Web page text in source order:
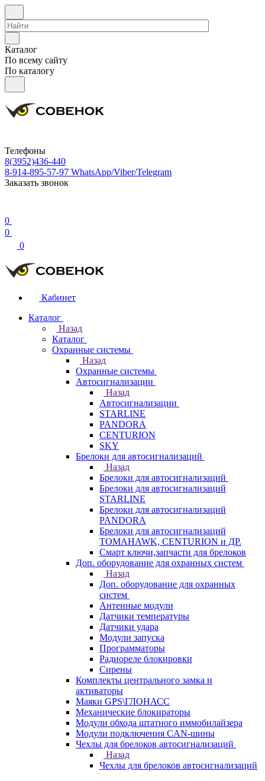
Каталог
По всему сайту
По каталогу
Телефоны
8(3952)436-440
8-914-895-57-97 WhatsApp/Viber/Telegram
Заказать звонок
0
0
0
Кабинет
Каталог
Назад
Каталог
Охранные системы
Назад
Охранные системы
Автосигнализации
Назад
Автосигнализации
STARLINE
PANDORA
CENTURION
SKY
Брелоки для автосигнализаций
Назад
Брелоки для автосигнализаций
Брелоки для автосигнализаций
STARLINE
Брелоки для автосигнализаций
PANDORA
Брелоки для автосигнализаций
TOMAHAWK, CENTURION и ДР.
Смарт ключи,запчасти для брелоков
Доп. оборудование для охранных систем
Назад
Доп. оборудование для охранных
систем
Антенные модули
Датчики температуры
Датчики удара
Модули запуска
Программаторы
Радиореле блокировки
Сирены
Комплекты центрального замка и
активаторы
Маяки GPS\ГЛОНАСС
Механические блокираторы
Модули обхода штатного иммобилайзера
Модули подключения CAN-шины
Чехлы для брелоков автосигнализаций
Назад
Чехлы для брелоков автосигнализаций